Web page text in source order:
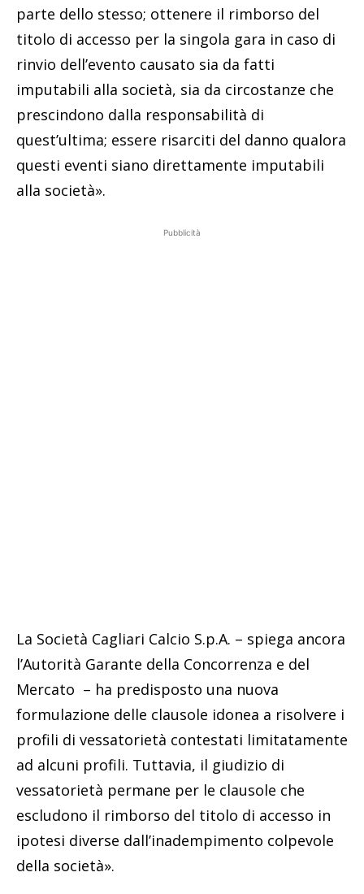
parte dello stesso; ottenere il rimborso del
titolo di accesso per la singola gara in caso di
rinvio dell’evento causato sia da fatti
imputabili alla società, sia da circostanze che
prescindono dalla responsabilità di
quest’ultima; essere risarciti del danno qualora
questi eventi siano direttamente imputabili
alla società».
Pubblicità
La Società Cagliari Calcio S.p.A. – spiega ancora
l’Autorità Garante della Concorrenza e del
Mercato – ha predisposto una nuova
formulazione delle clausole idonea a risolvere i
profili di vessatorietà contestati limitatamente
ad alcuni profili. Tuttavia, il giudizio di
vessatorietà permane per le clausole che
escludono il rimborso del titolo di accesso in
ipotesi diverse dall’inadempimento colpevole
della società».